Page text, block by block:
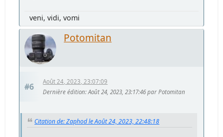
veni, vidi, vomi
Potomitan
#6
Août 24, 2023, 23:07:09
Dernière édition: Août 24, 2023, 23:17:46 par Potomitan
Citation de: Zaphod le Août 24, 2023, 22:48:18